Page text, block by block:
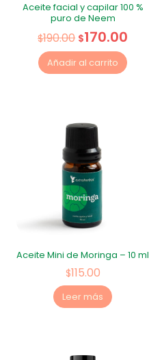
Aceite facial y capilar 100 %
puro de Neem
$190.00 $170.00
Añadir al carrito
Aceite Mini de Moringa – 10 ml
$115.00
Leer más